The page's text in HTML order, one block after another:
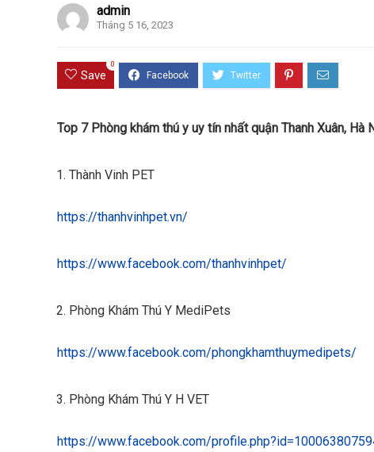
admin
Tháng 5 16, 2023
Save
0
Top 7 Phòng khám thú y uy tín nhất quận Thanh Xuân, Hà
Thành Vinh PET
https://thanhvinhpet.vn/
https://www.facebook.com/thanhvinhpet/
Phòng Khám Thú Y MediPets
https://www.facebook.com/phongkhamthuymedipets/
Phòng Khám Thú Y H VET
https://www.facebook.com/